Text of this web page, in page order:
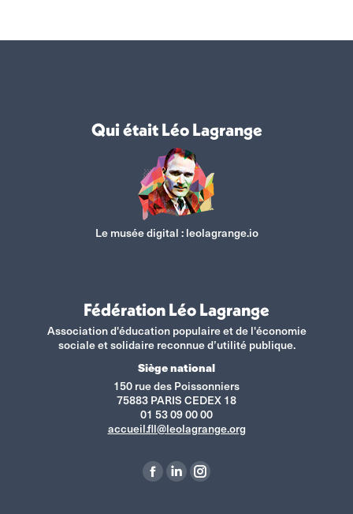
Qui était Léo Lagrange
Le musée digital :leolagrange.io
Fédération Léo Lagrange
Association d'éducation populaire et de l'économie
sociale et solidaire reconnue d’utilité publique.
Siège national
150 rue des Poissonniers
75883 PARIS CEDEX 18
01 53 09 00 00
accueil.fll@leolagrange.org
La
La
La